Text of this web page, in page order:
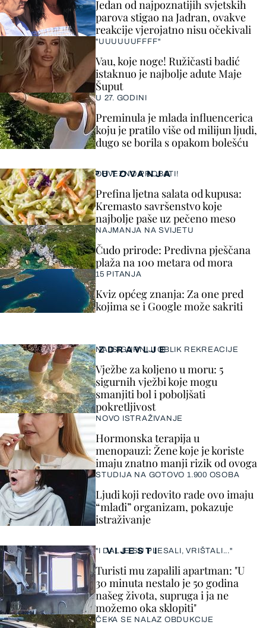
VIJESTI
"I DALJE SU PLESALI, VRIŠTALI..."
Turisti mu zapalili apartman: "U
30 minuta nestalo je 50 godina
našeg života, supruga i ja ne
možemo oka sklopiti"
ČEKA SE NALAZ OBDUKCIJE
Jedan od najpoznatijih svjetskih
parova stigao na Jadran, ovakve
reakcije vjerojatno nisu očekivali
"UUUUUUFFFF"
Vau, koje noge! Ružičasti badić
istaknuo je najbolje adute Maje
Šuput
U 27. GODINI
Preminula je mlada influencerica
koju je pratilo više od milijun ljudi,
dugo se borila s opakom bolešću
ZDRAVLJE
NAJSIGURNIJI OBLIK REKREACIJE
Vježbe za koljeno u moru: 5
sigurnih vježbi koje mogu
smanjiti bol i poboljšati
pokretljivost
NOVO ISTRAŽIVANJE
Hormonska terapija u
menopauzi: Žene koje je koriste
imaju znatno manji rizik od ovoga
STUDIJA NA GOTOVO 1.900 OSOBA
Ljudi koji redovito rade ovo imaju
“mlađi” organizam, pokazuje
istraživanje
PUTOVANJA
OBVEZNO PROBATI!
Prefina ljetna salata od kupusa:
Kremasto savršenstvo koje
najbolje paše uz pečeno meso
NAJMANJA NA SVIJETU
Čudo prirode: Predivna pješčana
plaža na 100 metara od mora
15 PITANJA
Kviz općeg znanja: Za one pred
kojima se i Google može sakriti